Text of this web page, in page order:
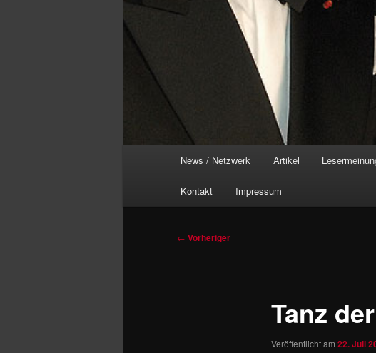
News / Netzwerk Artikel
Kontakt Impressum
Beitragsnavigation
← Vorheriger
Tanz
Veröffentlicht am 22. Juli